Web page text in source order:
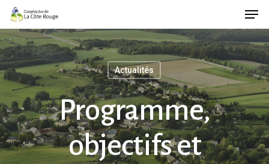
Skip
to
main
content
Actualités
Programme,
objectifs et